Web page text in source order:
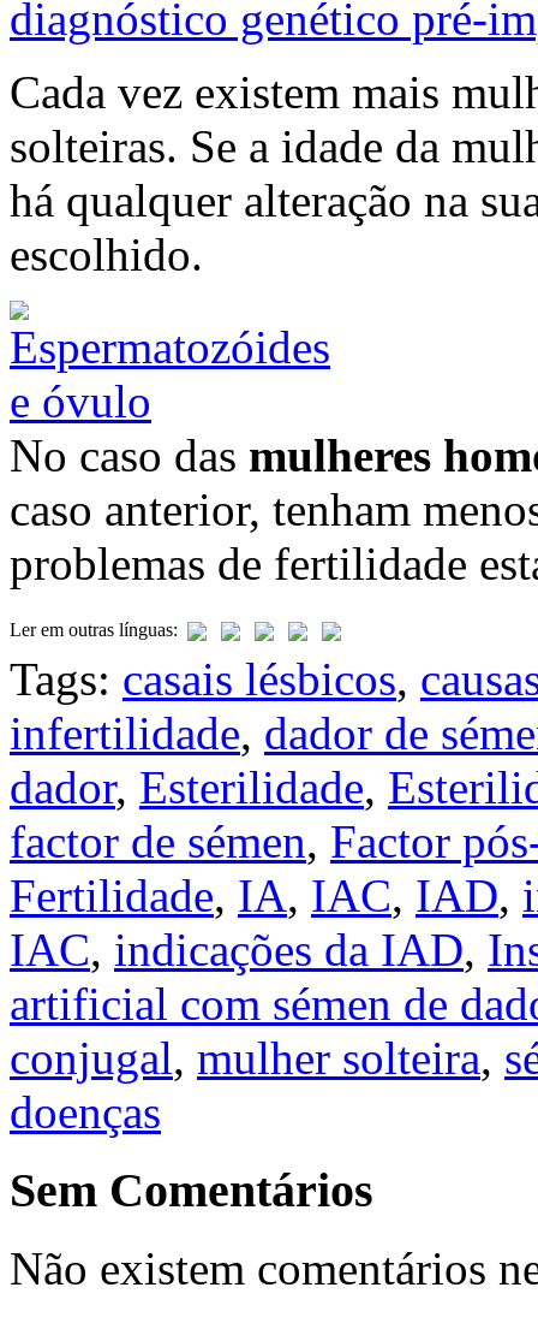
diagnóstico genético pré-
Cada vez existem mais
solteiras. Se a idade da
há qualquer alteração na
escolhido.
No caso das mulheres
caso anterior, tenham
problemas de fertilidade
Ler em outras línguas:
Tags: casais lésbicos,
infertilidade, dador de
dador, Esterilidade,
factor de sémen, Factor
Fertilidade, IA, IAC, IAD,
IAC, indicações da IAD,
artificial com sémen de
conjugal, mulher solteira,
doenças
Sem Comentários
Não existem comentários